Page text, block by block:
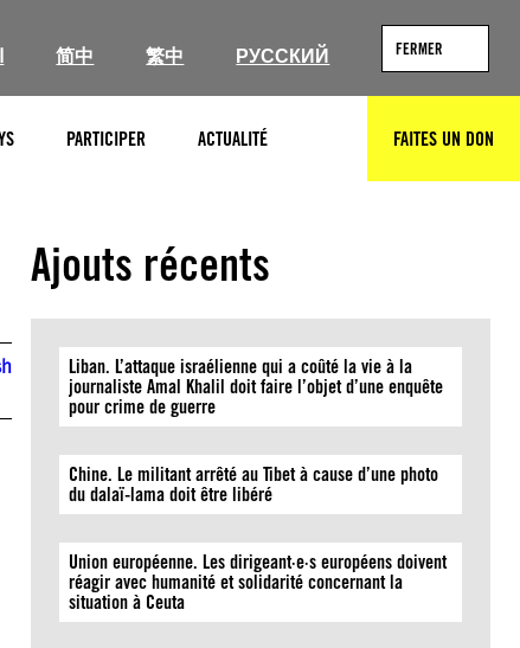
简中 繁中 РУССКИЙ FERMER
PARTICIPER ACTUALITÉ RECHERCHERFAITES UN DON
Ajouts récents
Liban. L’attaque israélienne qui a coûté la vie à la
journaliste Amal Khalil doit faire l’objet d’une enquête
pour crime de guerre
Chine. Le militant arrêté au Tibet à cause d’une photo
du dalaï-lama doit être libéré
Union européenne. Les dirigeant·e·s européens doivent
réagir avec humanité et solidarité concernant la
situation à Ceuta